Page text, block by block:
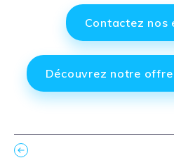
Contactez nos
Découvrez notre